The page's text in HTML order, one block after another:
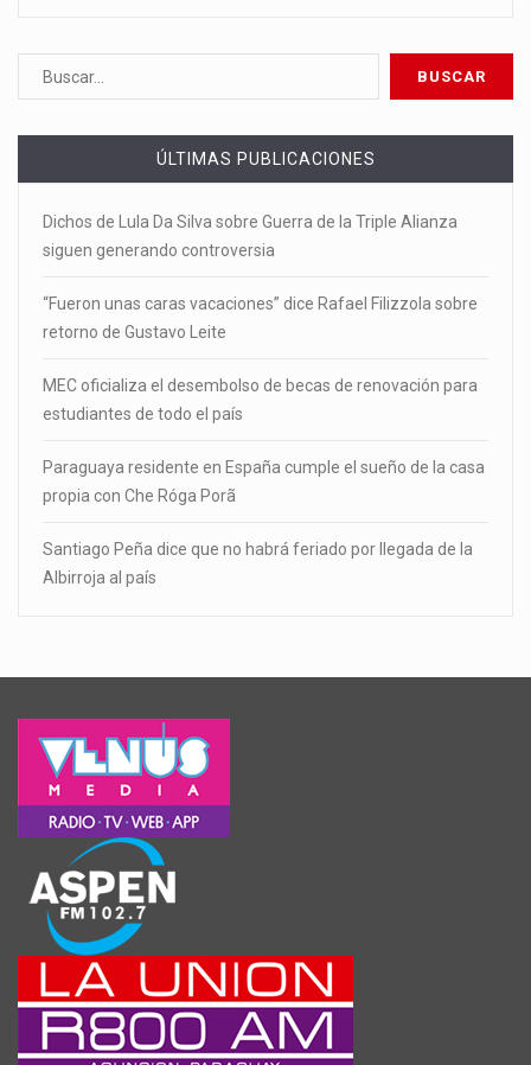
ÚLTIMAS PUBLICACIONES
Dichos de Lula Da Silva sobre Guerra de la Triple Alianza
siguen generando controversia
“Fueron unas caras vacaciones” dice Rafael Filizzola sobre
retorno de Gustavo Leite
MEC oficializa el desembolso de becas de renovación para
estudiantes de todo el país
Paraguaya residente en España cumple el sueño de la casa
propia con Che Róga Porã
Santiago Peña dice que no habrá feriado por llegada de la
Albirroja al país